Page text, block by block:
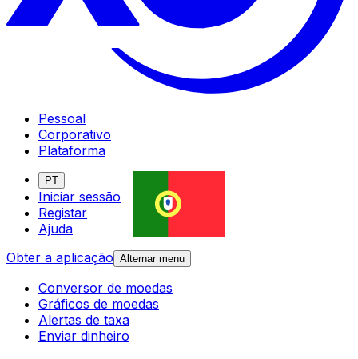
Pessoal
Corporativo
Plataforma
PT
Iniciar sessão
Registar
Ajuda
Obter a aplicação Alternar menu
Conversor de moedas
Gráficos de moedas
Alertas de taxa
Enviar dinheiro